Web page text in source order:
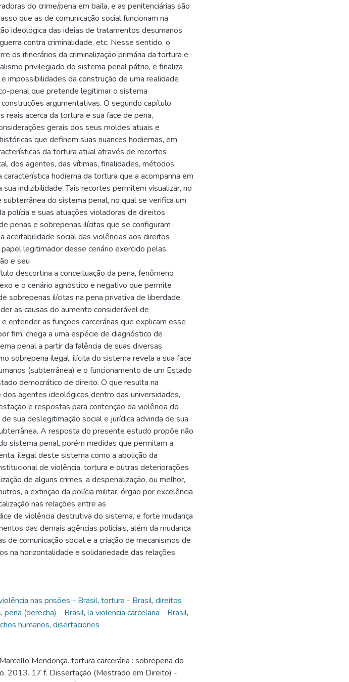
do crime/pena em baila, e as penitenciárias são
que as de comunicação social funcionam na
ideológica das ideias de tratamentos desumanos
contra criminalidade, etc. Nesse sentido, o
os itinerários da criminalização primária da tortura e
privilegiado do sistema penal pátrio, e finaliza
impossibilidades da construção de uma realidade
penal que pretende legitimar o sistema
argumentativas. O segundo capítulo
reais acerca da tortura e sua face de pena,
gerais dos seus moldes atuais e
que definem suas nuances hodiernas, em
da tortura atual através de recortes
dos agentes, das vítimas, finalidades, métodos.
característica hodierna da tortura que a acompanha em
indizibilidade. Tais recortes permitem visualizar, no
do sistema penal, no qual se verifica um
polícia e suas atuações violadoras de direitos
penas e sobrepenas ilícitas que se configuram
aceitabilidade social das violências aos direitos
legitimador desse cenário exercido pelas
e seu
descortina a conceituação da pena, fenômeno
e o cenário agnóstico e negativo que permite
sobrepenas ilícitas na pena privativa de liberdade,
as causas do aumento considerável de
entender as funções carcerárias que explicam esse
fim, chega a uma espécie de diagnóstico de
penal a partir da falência de suas diversas
sobrepena ilegal, ilícita do sistema revela a sua face
(subterrânea) e o funcionamento de um Estado
democrático de direito. O que resulta na
agentes ideológicos dentro das universidades,
e respostas para contenção da violência do
sua deslegitimação social e jurídica advinda de sua
A resposta do presente estudo propõe não
sistema penal, porém medidas que permitam a
ilegal deste sistema como a abolição da
de violência, tortura e outras deteriorações
de alguns crimes, a despenalização, ou melhor,
a extinção da polícia militar, órgão por excelência
nas relações entre as
de violência destrutiva do sistema, e forte mudança
das demais agências policiais, além da mudança
de comunicação social e a criação de mecanismos de
na horizontalidade e solidariedade das relações
nas prisões - Brasil, tortura - Brasil, direitos
, pena (derecha) - Brasil, la violencia carcelaria - Brasil,
humanos, disertaciones
Mendonça. tortura carcerária : sobrepena do
2013. 17 f. Dissertação (Mestrado em Direito) -